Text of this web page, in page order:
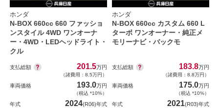
ホンダ
N-BOX 660cc 660 ファッショ
ンスタイル 4WD ワンオーナ
ー・4WD・LEDヘッドライト・
クル
支払総額 201.5万円
（諸費用：8.5万円）
車両価格 193.0万円
（税込 *10%）
年式 2024(R06)年式
ホンダ
N-BOX 660cc カスタム 660 L
ターボ ワンオーナー・純正メ
モリーナビ・バックモ
支払総額 183.8万円
（諸費用：8.8万円）
車両価格 175.0万円
（税込 *10%）
年式 2021(R03)年式